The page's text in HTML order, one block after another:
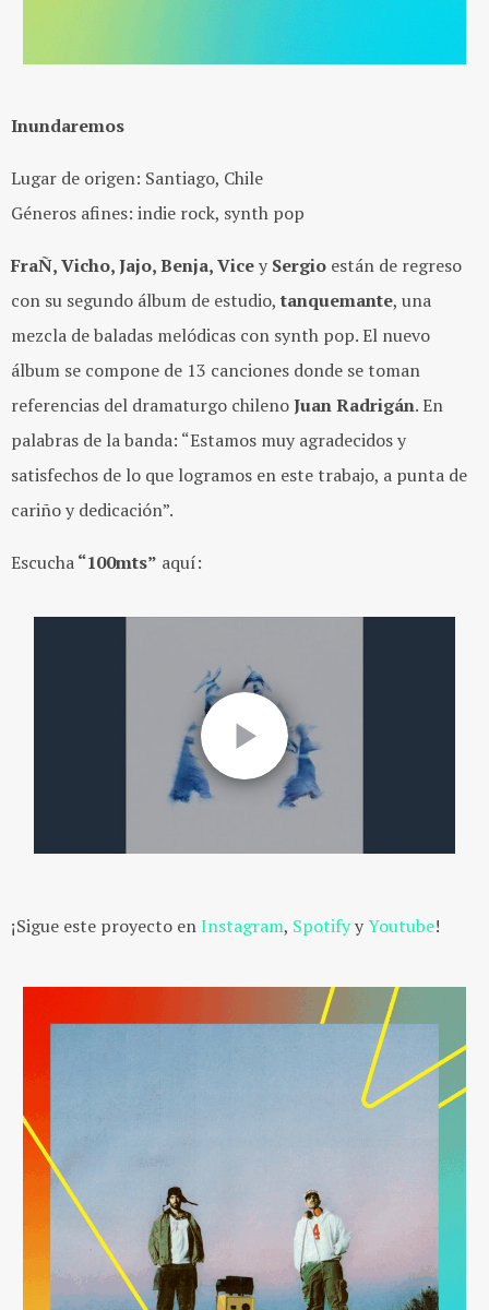
Inundaremos
Lugar de origen: Santiago, Chile
Géneros afines: indie rock, synth pop
FraÑ, Vicho, Jajo, Benja, Vicey Sergio están de regreso
con su segundo álbum de estudio,tanquemante, una
mezcla de baladas melódicas con synth pop. El nuevo
álbum se compone de 13 canciones donde se toman
referencias del dramaturgo chilenoJuan Radrigán. En
palabras de la banda: “Estamos muy agradecidos y
satisfechos de lo que logramos en este trabajo, a punta de
cariño y dedicación”.
Escucha“100mts” aquí:
¡Sigue este proyecto enInstagram, SpotifyyYoutube!